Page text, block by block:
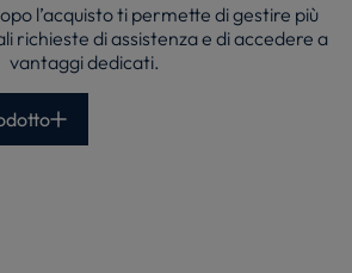
l’acquisto ti permette di gestire più
richieste di assistenza e di accedere a
vantaggi dedicati.